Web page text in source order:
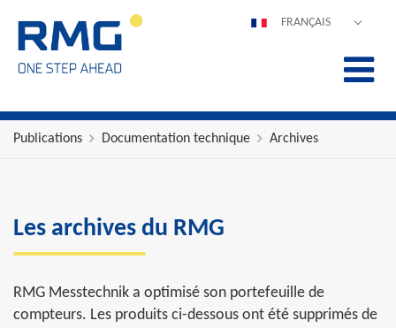
POLSKI
FRANÇAIS
Publications Documentation technique Archives
Les archives du RMG
RMG Messtechnik a optimisé son portefeuille de
compteurs. Les produits ci-dessous ont été supprimés de